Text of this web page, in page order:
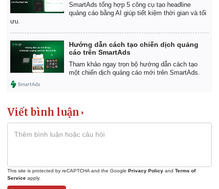
Bất động sản
SmartAds tổng hợp 5 công cụ tạo headline
quảng cáo bằng AI giúp tiết kiệm thời gian và tối
ưu.
Hướng dẫn cách tạo chiến dịch quảng
cáo trên SmartAds
Tham khảo ngay trọn bộ hướng dẫn cách tạo
một chiến dịch quảng cáo mới trên SmartAds.
Viết bình luận
This site is protected by reCAPTCHA and the Google Privacy Policy and Terms of
Service apply.